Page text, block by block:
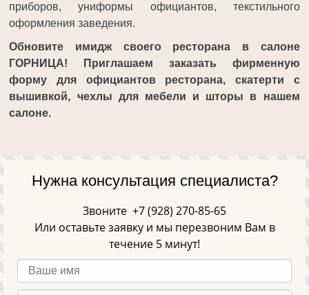
приборов, униформы официантов, текстильного
оформления заведения.
Обновите имидж своего ресторана в салоне
ГОРНИЦА! Приглашаем заказать фирменную
форму для официантов ресторана, скатерти с
вышивкой, чехлы для мебели и шторы в нашем
салоне.
Нужна консультация специалиста?
Звоните +7 (928) 270-85-65
Или оставьте заявку и мы перезвоним Вам в
течение 5 минут!